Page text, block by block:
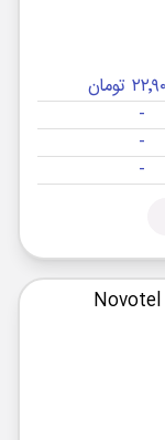
تومان
-
-
-
|